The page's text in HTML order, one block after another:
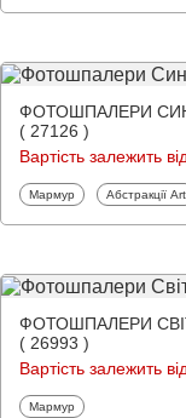
ФОТОШПАЛЕРИ
( 27126 )
Вартість залежить
Фотошпалери
Мармур Фотошпалери
Абстракції Art
ФОТОШПАЛЕРИ
( 26993 )
Вартість залежить
Фотошпалери
Мармур